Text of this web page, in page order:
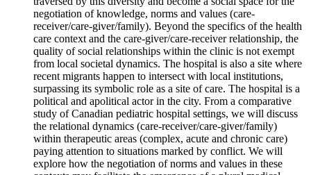
negotiation of knowledge, norms and values (care-
receiver/care-giver/family). Beyond the specifics of the health
care context and the care-giver/care-receiver relationship, the
quality of social relationships within the clinic is not exempt
from local societal dynamics. The hospital is also a site where
recent migrants happen to intersect with local institutions,
surpassing its symbolic role as a site of care. The hospital is a
political and apolitical actor in the city. From a comparative
study of Canadian pediatric hospital settings, we will discuss
the relational dynamics (care-receiver/care-giver/family)
within therapeutic areas (complex, acute and chronic care)
paying attention to situations marked by conflict. We will
explore how the negotiation of norms and values in these